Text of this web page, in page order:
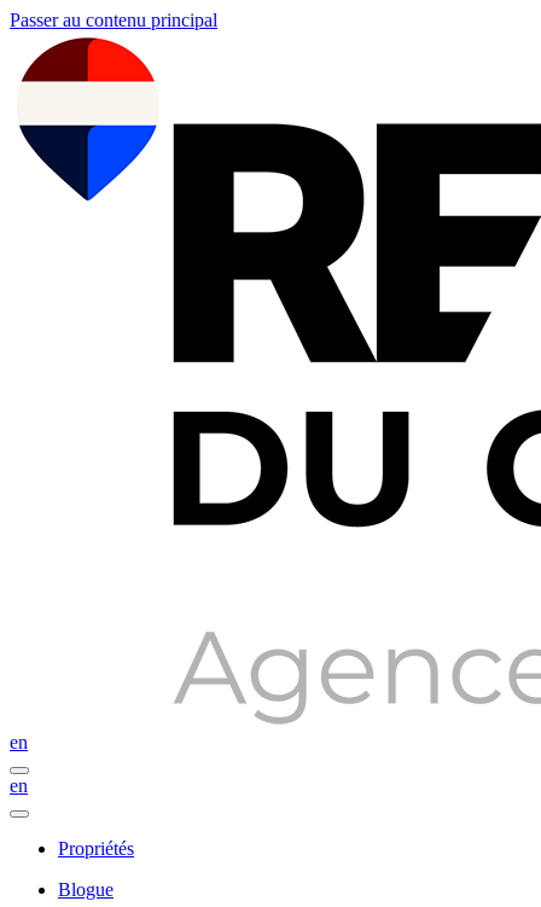
Passer au contenu principal
en
en
Propriétés
Blogue